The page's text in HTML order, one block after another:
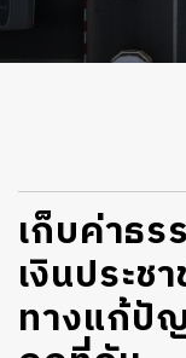
เก็บค่าธร
เงินประช
ทางแก้ปั